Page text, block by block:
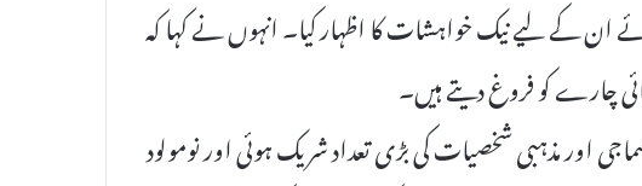
ان کے لیے نیک خواہشات کا اظہار کیا۔ انہوں نے کہا کہ
چارے کو فروغ دیتے ہیں۔
اور مذہبی شخصیات کی بڑی تعداد شریک ہوئی اور نومولود